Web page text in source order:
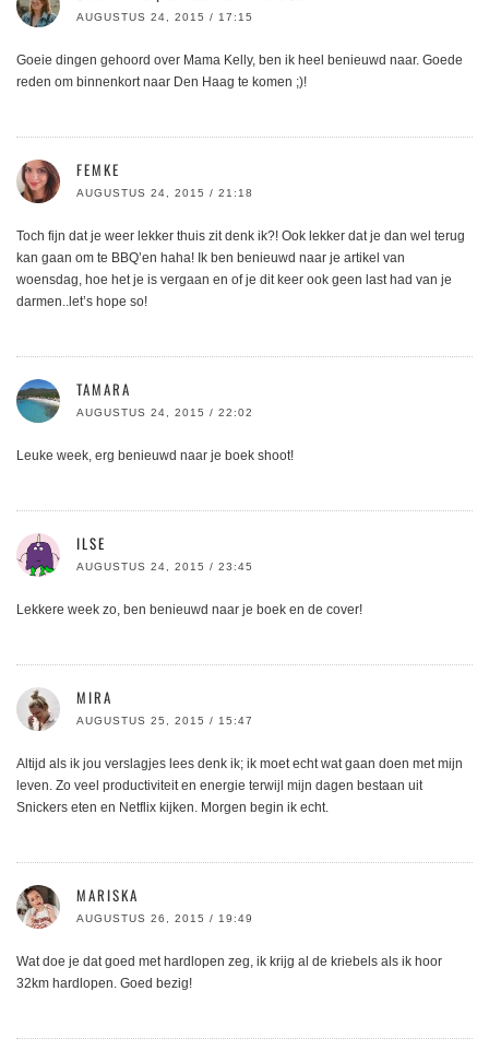
AUGUSTUS 24, 2015 / 17:15
Goeie dingen gehoord over Mama Kelly, ben ik heel benieuwd naar. Goede
reden om binnenkort naar Den Haag te komen ;)!
FEMKE
AUGUSTUS 24, 2015 / 21:18
Toch fijn dat je weer lekker thuis zit denk ik?! Ook lekker dat je dan wel terug
kan gaan om te BBQ’en haha! Ik ben benieuwd naar je artikel van
woensdag, hoe het je is vergaan en of je dit keer ook geen last had van je
darmen..let’s hope so!
TAMARA
AUGUSTUS 24, 2015 / 22:02
Leuke week, erg benieuwd naar je boek shoot!
ILSE
AUGUSTUS 24, 2015 / 23:45
Lekkere week zo, ben benieuwd naar je boek en de cover!
MIRA
AUGUSTUS 25, 2015 / 15:47
Altijd als ik jou verslagjes lees denk ik; ik moet echt wat gaan doen met mijn
leven. Zo veel productiviteit en energie terwijl mijn dagen bestaan uit
Snickers eten en Netflix kijken. Morgen begin ik echt.
MARISKA
AUGUSTUS 26, 2015 / 19:49
Wat doe je dat goed met hardlopen zeg, ik krijg al de kriebels als ik hoor
32km hardlopen. Goed bezig!